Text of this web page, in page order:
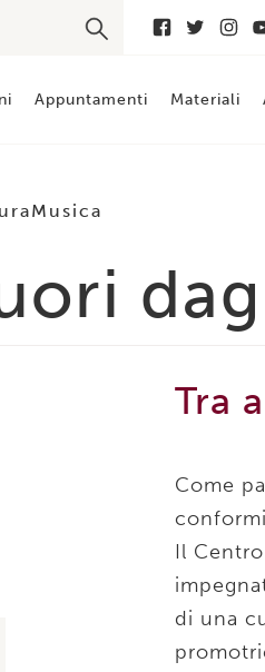
Appuntamenti Materiali
Musica
Tra
Come
Il
di una